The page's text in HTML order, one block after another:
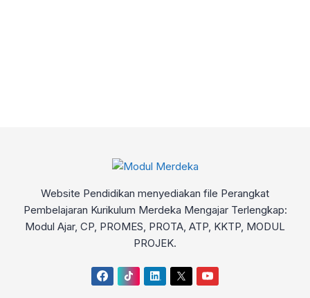
Website Pendidikan menyediakan file Perangkat
Pembelajaran Kurikulum Merdeka Mengajar Terlengkap:
Modul Ajar, CP, PROMES, PROTA, ATP, KKTP, MODUL
PROJEK.